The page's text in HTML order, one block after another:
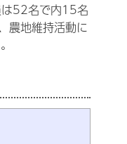
は52名で内15名
農地維持活動に